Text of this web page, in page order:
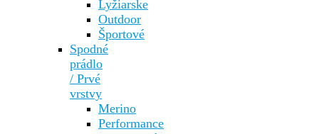
Lyžiarske
Outdoor
Športové
Spodné
prádlo
/ Prvé
vrstvy
Merino
Performance